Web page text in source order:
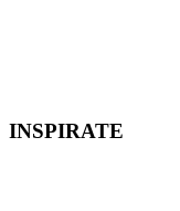
INSPIRATE